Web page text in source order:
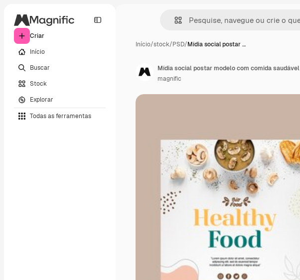
Criar
Início
Buscar
Stock
Explorar
Todas as ferramentas
Início/stock/PSD/Mídia social postar …
Mídia social postar modelo com comida saudável
magnific